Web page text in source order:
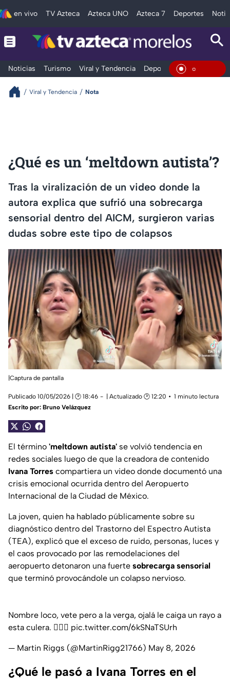
en vivo TV Azteca Azteca UNO Azteca 7 Deportes
Noticias Turismo Viral y Tendencia Deportes Espectáculos
En Vivo
Viral y Tendencia Nota
¿Qué es un ‘meltdown autista’?
Tras la viralización de un video donde la
autora explica que sufrió una sobrecarga
sensorial dentro del AICM, surgieron varias
dudas sobre este tipo de colapsos
|Captura de pantalla
Publicado 10/05/2026 | 🕑 18:46 | Actualizado 🕑 12:20
1 minuto lectura
Escrito por: Bruno Velázquez
El término 'meltdown autista' se volvió tendencia en
redes sociales luego de que la creadora de contenido
Ivana Torres compartiera un video donde documentó una
crisis emocional ocurrida dentro del Aeropuerto
Internacional de la Ciudad de México.
La joven, quien ha hablado públicamente sobre su
diagnóstico dentro del Trastorno del Espectro Autista
(TEA), explicó que el exceso de ruido, personas, luces y
el caos provocado por las remodelaciones del
aeropuerto detonaron una fuerte sobrecarga sensorial
que terminó provocándole un colapso nervioso.
Nombre loco, vete pero a la verga, ojalá le caiga un rayo a
esta culera. 🤦🏽‍♂️ pic.twitter.com/6kSNaTSUrh
— Martin Riggs (@MartinRigg21766) May 8, 2026
¿Qué le pasó a Ivana Torres en el